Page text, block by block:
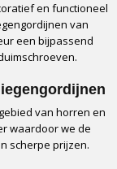
en functioneel
van
een bijpassend
van horren en
waardoor we de
scherpe prijzen.